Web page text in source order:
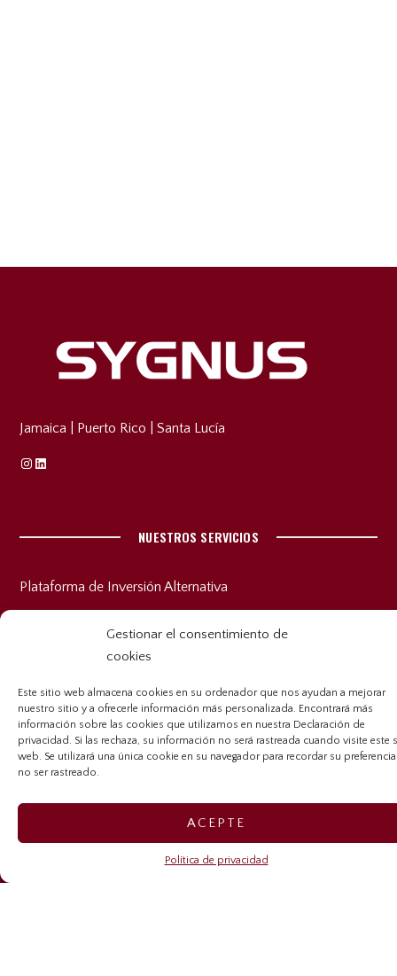
Gestionar el consentimiento de
cookies
Este sitio web almacena cookies en su ordenador que nos ayudan a mejorar
nuestro sitio y a ofrecerle información más personalizada. Encontrará más
información sobre las cookies que utilizamos en nuestra Declaración de
privacidad. Si las rechaza, su información no será rastreada cuando visite este
web. Se utilizará una única cookie en su navegador para recordar su
no ser rastreado.
ACEPTE
Política de privacidad
Jamaica Puerto Rico |Santa Lucía
Instagram
Linkedin
NUESTROS SERVICIOS
Plataforma de Inversión Alternativa
Banca de Inversión
RELACIONES CON LOS INVERSORES
Relaciones con los inversores
Relaciones con los inversores – Sygnus Credit Investments